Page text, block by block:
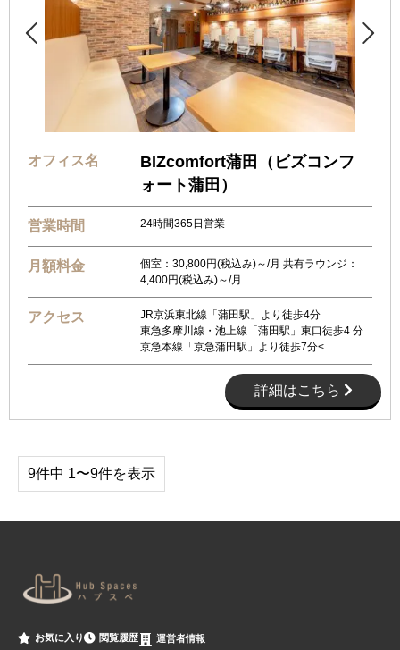
 
オフィス名
BIZcomfort蒲田（ビズコンフ
ォート蒲田）
営業時間 24時間365日営業
月額料金
個室：30,800円(税込み)～/月 共有ラウンジ：
4,400円(税込み)～/月
アクセス
JR京浜東北線「蒲田駅」より徒歩4分
東急多摩川線・池上線「蒲田駅」東口徒歩4 分
京急本線「京急蒲田駅」より徒歩7分<…
詳細はこちら
9件中 1〜9件を表示
お気に入り 閲覧履歴 運営者情報